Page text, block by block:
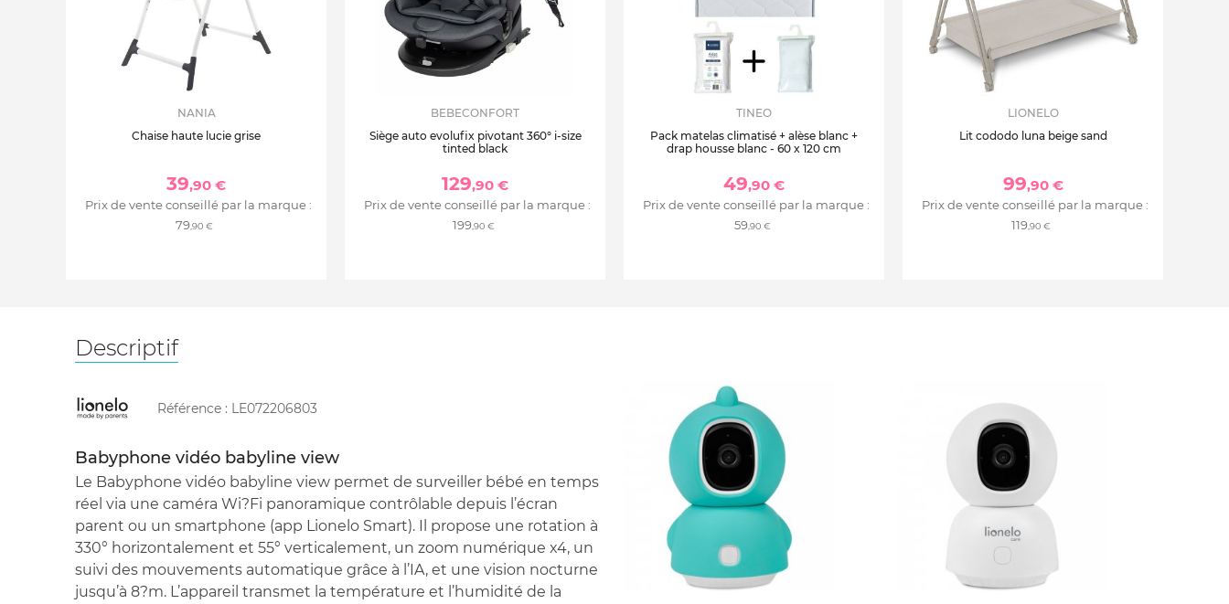
NANIA
Chaise haute lucie grise
39,90 €
Prix de vente conseillé par la marque :
79,90 €
BEBECONFORT
Siège auto evolufix pivotant 360° i-size
tinted black
129,90 €
Prix de vente conseillé par la marque :
199,90 €
TINEO
Pack matelas climatisé + alèse blanc +
drap housse blanc - 60 x 120 cm
49,90 €
Prix de vente conseillé par la marque :
59,90 €
LIONELO
Lit cododo luna beige sand
99,90 €
Prix de vente conseillé par la marque :
119,90 €
Descriptif
Référence : LE072206803
Babyphone vidéo babyline view
Le Babyphone vidéo babyline view permet de surveiller bébé en temps
réel via une caméra Wi?Fi panoramique contrôlable depuis l’écran
parent ou un smartphone (app Lionelo Smart). Il propose une rotation à
330° horizontalement et 55° verticalement, un zoom numérique x4, un
suivi des mouvements automatique grâce à l’IA, et une vision nocturne
jusqu’à 8?m. L’appareil transmet la température et l’humidité de la